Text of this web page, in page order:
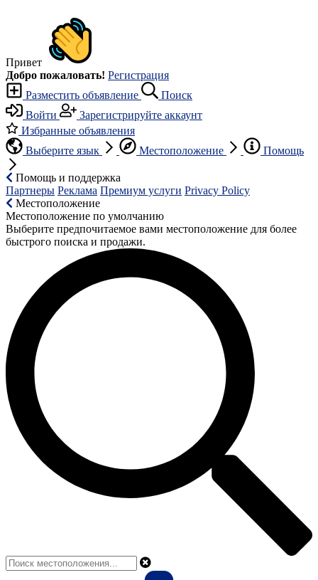
Привет
Добро пожаловать! Регистрация
Разместить объявление
Поиск
Войти
Зарегистрируйте аккаунт
Избранные объявления
Выберите язык
Местоположение Помощь
Помощь и поддержка
Партнеры Реклама Премиум услуги Privacy Policy
Местоположение
Местоположение по умолчанию
Выберите предпочитаемое вами местоположение для более
быстрого поиска и продажи.